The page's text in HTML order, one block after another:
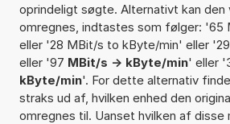
oprindeligt søgte. Alternativt kan
omregnes, indtastes som følger: '65
eller '28 MBit/s to kByte/min' eller
eller '97 MBit/s -> kByte/min' eller
kByte/min'. For dette alternativ
straks ud af, hvilken enhed den
omregnes til. Uanset hvilken af disse